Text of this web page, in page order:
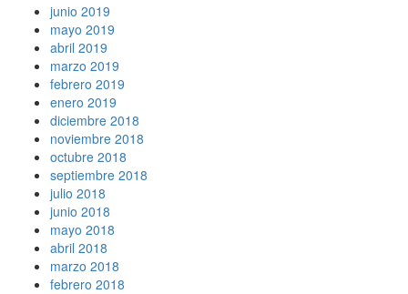
junio 2019
mayo 2019
abril 2019
marzo 2019
febrero 2019
enero 2019
diciembre 2018
noviembre 2018
octubre 2018
septiembre 2018
julio 2018
junio 2018
mayo 2018
abril 2018
marzo 2018
febrero 2018